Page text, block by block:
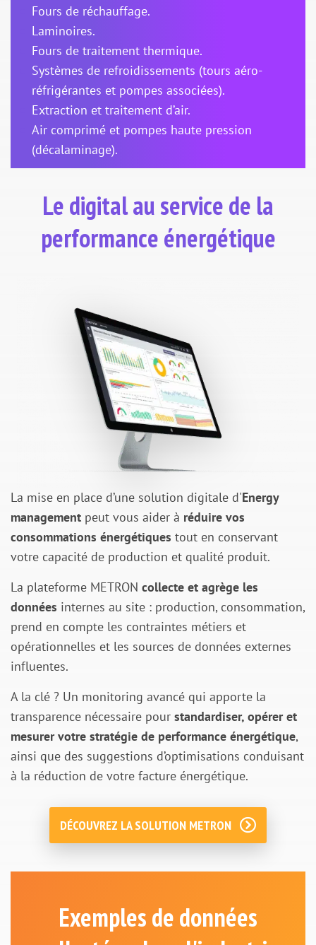
Fours de réchauffage.
Laminoires.
Fours de traitement thermique.
Systèmes de refroidissements (tours aéro-
réfrigérantes et pompes associées).
Extraction et traitement d’air.
Air comprimé et pompes haute pression
(décalaminage).
Le digital au service de la
performance énergétique
La mise en place d’une solution digitale d'Energy
management peut vous aider à réduire vos
consommations énergétiques tout en conservant
votre capacité de production et qualité produit.
La plateforme METRON collecte et agrège les
données internes au site : production, consommation,
prend en compte les contraintes métiers et
opérationnelles et les sources de données externes
influentes.
A la clé ? Un monitoring avancé qui apporte la
transparence nécessaire pour standardiser, opérer et
mesurer votre stratégie de performance énergétique,
ainsi que des suggestions d’optimisations conduisant
à la réduction de votre facture énergétique.
DÉCOUVREZ LA SOLUTION METRON
Exemples de données